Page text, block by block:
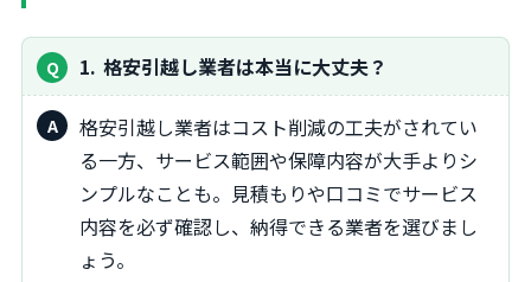
1 格安引越し業者は本当に大丈夫？
格安引越し業者はコスト削減の工夫がされてい
る一方、サービス範囲や保障内容が大手よりシ
ンプルなことも。見積もりや口コミでサービス
内容を必ず確認し、納得できる業者を選びまし
ょう。